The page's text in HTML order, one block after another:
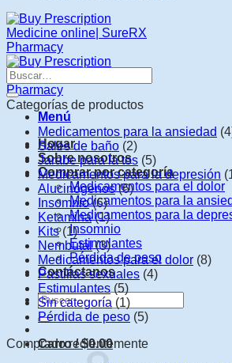
Menú
Hogar
Sobre nosotros
Comprar por categoría
Medicamentos para el dolor
Medicamentos para la
Medicamentos para la
Insomnio
Estimulantes
Pérdida de peso
Contáctanos
Buscar:
Carro /$0.00
Buscar:
Categorías de productos
Medicamentos para la ansiedad
Sales de baño (2)
Jarabe para la tos (5)
Medicamentos para la depresión
Alucinógenos (6)
Insomnio (6)
Ketamina (1)
Kits (1)
Nembutal (3)
Medicamentos para el dolor (8)
Pastillas sexuales (4)
Estimulantes (5)
Sin categoría (1)
Pérdida de peso (5)
Comprado recientemente